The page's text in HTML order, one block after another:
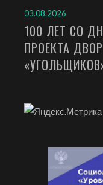
03.08.2026
100 ЛЕТ СО
ПРОЕКТА